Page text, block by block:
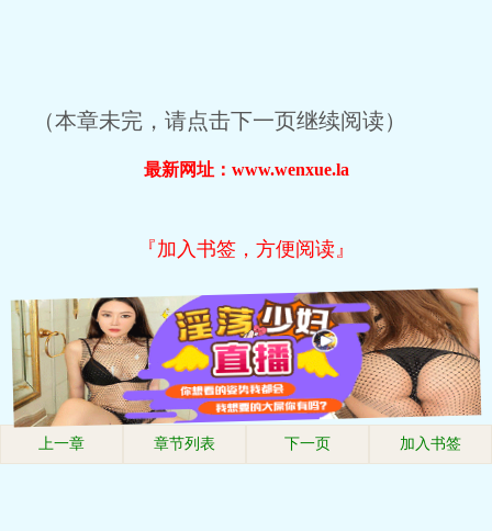
（本章未完，请点击下一页继续阅读）
最新网址：www.wenxue.la
『加入书签，方便阅读』
上一章 章节列表 下一页 加入书签